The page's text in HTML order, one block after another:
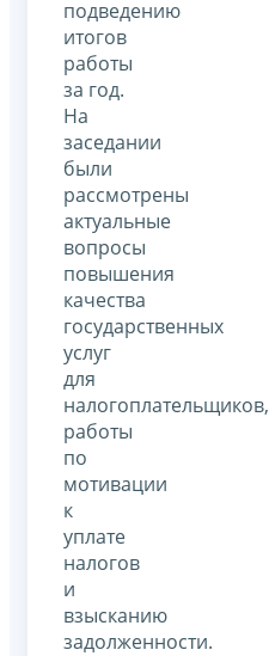
подведению
итогов
работы
за год.
На
заседании
были
рассмотрены
актуальные
вопросы
повышения
качества
государственных
услуг
для
налогоплательщиков,
работы
по
мотивации
к
уплате
налогов
и
взысканию
задолженности.